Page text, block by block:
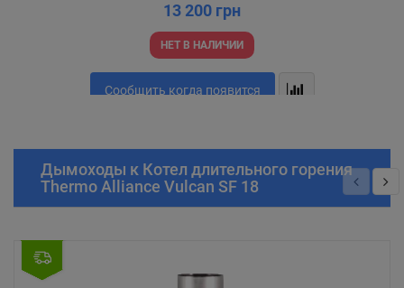
13 200 грн
НЕТ В НАЛИЧИИ
Сообщить когда появится
Дымоходы к Котел длительного горения
Thermo Alliance Vulcan SF 18